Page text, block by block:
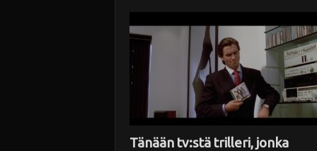
Tänään tv:stä trilleri, jonka